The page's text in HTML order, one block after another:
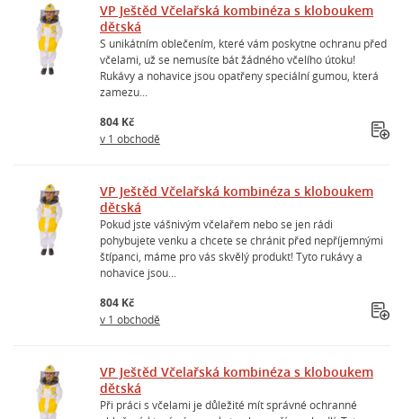
VP Ještěd Včelařská kombinéza s kloboukem
dětská
S unikátním oblečením, které vám poskytne ochranu před
včelami, už se nemusíte bát žádného včelího útoku!
Rukávy a nohavice jsou opatřeny speciální gumou, která
zamezu...
804 Kč
v 1 obchodě
VP Ještěd Včelařská kombinéza s kloboukem
dětská
Pokud jste vášnivým včelařem nebo se jen rádi
pohybujete venku a chcete se chránit před nepříjemnými
štípanci, máme pro vás skvělý produkt! Tyto rukávy a
nohavice jsou...
804 Kč
v 1 obchodě
VP Ještěd Včelařská kombinéza s kloboukem
dětská
Při práci s včelami je důležité mít správné ochranné